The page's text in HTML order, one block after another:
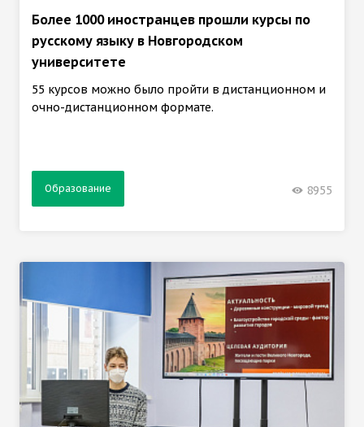
Более 1000 иностранцев прошли курсы по
русскому языку в Новгородском
университете
55 курсов можно было пройти в дистанционном и
очно-дистанционном формате.
Образование 8955